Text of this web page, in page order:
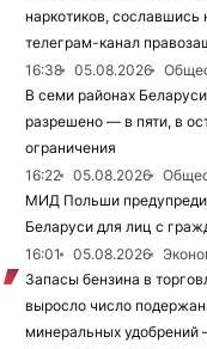
наркотиков, сославшись
телеграм-канал
16:38
05.08.2026
В семи районах
разрешено — в пяти, в
ограничения
16:22
05.08.2026
МИД Польши
Беларуси для лиц с
16:01
05.08.2026
Запасы бензина в
выросло число
минеральных удобрений